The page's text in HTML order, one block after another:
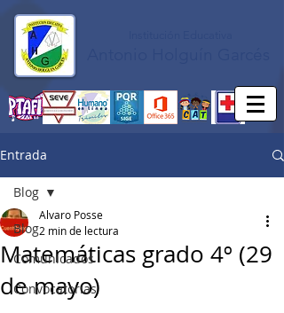
Entrada
Blog
Comunicados
Convocatorias
Blog
Matemáticas grado 4º (29
de mayo)
Alvaro Posse
2 min de lectura